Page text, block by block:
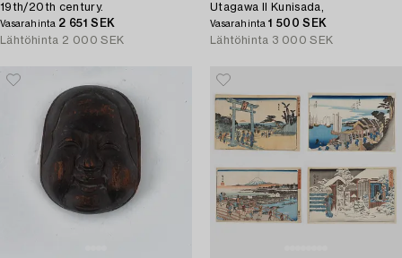
19th/20th century.
Vasarahinta 2 651 SEK
Lähtöhinta 2 000 SEK
Utagawa II Kunisada,
Vasarahinta1 500 SEK
Lähtöhinta 3 000 SEK